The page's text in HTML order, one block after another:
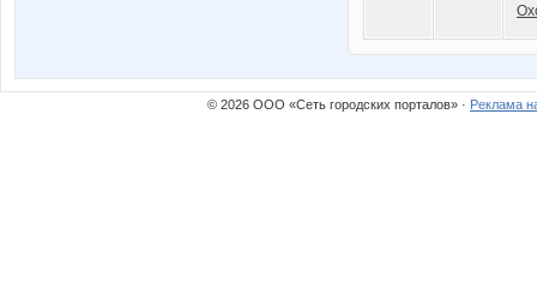
© 2026 ООО «Сеть городских порталов» · Реклама